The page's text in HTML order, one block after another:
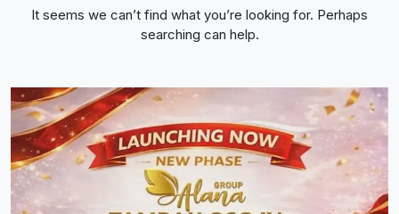
It seems we can’t find what you’re looking for. Perhaps
searching can help.